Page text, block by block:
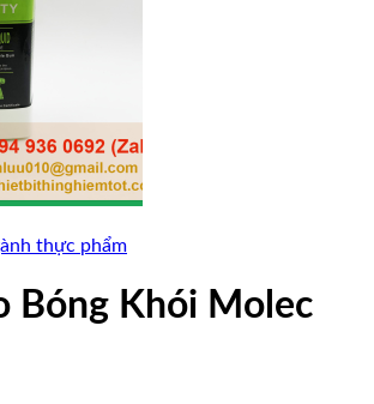
thực phẩm
Bóng Khói Molec